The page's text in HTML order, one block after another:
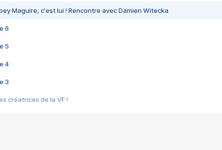
Maguire, c'est lui ! Rencontre avec Damien Witecka
6
5
4
3
créatrices de la VF !